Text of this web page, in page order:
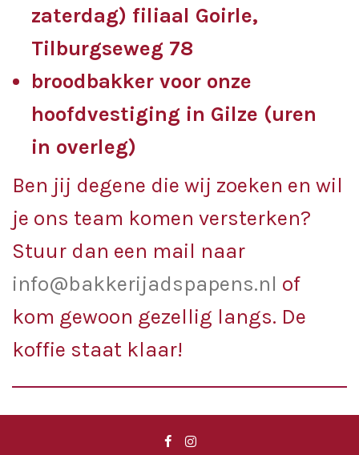
zaterdag) filiaal Goirle,
Tilburgseweg 78
broodbakker voor onze
hoofdvestiging in Gilze (uren
in overleg)
Ben jij degene die wij zoeken en wil
je ons team komen versterken?
Stuur dan een mail naar
info@bakkerijadspapens.nl of
kom gewoon gezellig langs. De
koffie staat klaar!